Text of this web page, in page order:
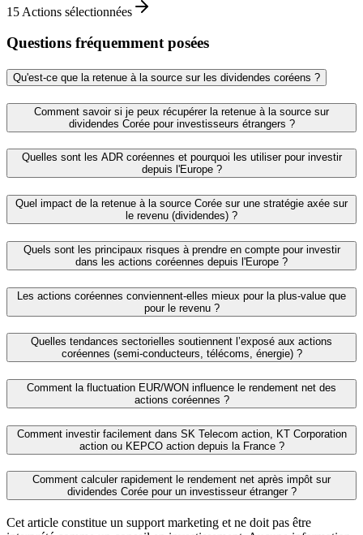
15 Actions sélectionnées
Questions fréquemment posées
Qu'est‑ce que la retenue à la source sur les dividendes coréens ?
Comment savoir si je peux récupérer la retenue à la source sur
dividendes Corée pour investisseurs étrangers ?
Quelles sont les ADR coréennes et pourquoi les utiliser pour investir
depuis l'Europe ?
Quel impact de la retenue à la source Corée sur une stratégie axée sur
le revenu (dividendes) ?
Quels sont les principaux risques à prendre en compte pour investir
dans les actions coréennes depuis l'Europe ?
Les actions coréennes conviennent‑elles mieux pour la plus‑value que
pour le revenu ?
Quelles tendances sectorielles soutiennent l’exposé aux actions
coréennes (semi‑conducteurs, télécoms, énergie) ?
Comment la fluctuation EUR/WON influence le rendement net des
actions coréennes ?
Comment investir facilement dans SK Telecom action, KT Corporation
action ou KEPCO action depuis la France ?
Comment calculer rapidement le rendement net après impôt sur
dividendes Corée pour un investisseur étranger ?
Cet article constitue un support marketing et ne doit pas être